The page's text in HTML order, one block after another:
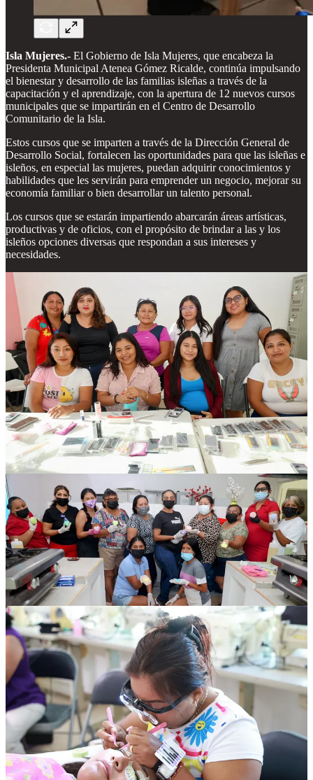
Isla Mujeres.- El Gobierno de Isla Mujeres, que encabeza la
Presidenta Municipal Atenea Gómez Ricalde, continúa impulsando
el bienestar y desarrollo de las familias isleñas a través de la
capacitación y el aprendizaje, con la apertura de 12 nuevos cursos
municipales que se impartirán en el Centro de Desarrollo
Comunitario de la Isla.
Estos cursos que se imparten a través de la Dirección General de
Desarrollo Social, fortalecen las oportunidades para que las isleñas e
isleños, en especial las mujeres, puedan adquirir conocimientos y
habilidades que les servirán para emprender un negocio, mejorar su
economía familiar o bien desarrollar un talento personal.
Los cursos que se estarán impartiendo abarcarán áreas artísticas,
productivas y de oficios, con el propósito de brindar a las y los
isleños opciones diversas que respondan a sus intereses y
necesidades.
Se ofrecerán talleres de pintura textil de temporada, árboles de la
abundancia (bonsái), uñas de acrílico, velas artesanales, rizado de
pestañas, panadería (incluyendo hojaldras, conchas, pan de muerto y
rosca de reyes), maquillaje de catrinas, corte y confección tanto para
principiantes como avanzado, corte de cabello básico, arte en fieltro
navideño y autofacial.
Cada curso contará con una cuota de recuperación de 300 pesos,
con lo cual se brindará el material básico para el desarrollo de las
actividades.
Las inscripciones ya están abiertas y se dirigen a personas mayores
de 15 años, quienes únicamente tendrán que presentar copia de la
identificación oficial, CURP y comprobante de domicilio en el
Centro Comunitario.
Las clases se estarán llevando a cabo en distintos días y horarios
para facilitar la participación de más personas, de acuerdo con la
disciplina elegida.